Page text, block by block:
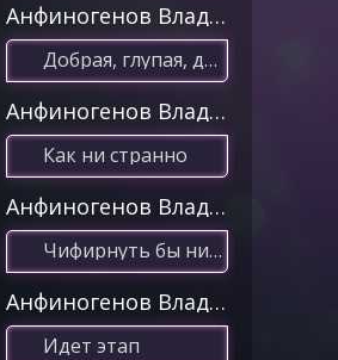
Анфиногенов Владимир
Добрая, глупая, давняя
Анфиногенов Владимир
Как ни странно
Анфиногенов Владимир
Чифирнуть бы ништяк
Анфиногенов Владимир
Идет этап